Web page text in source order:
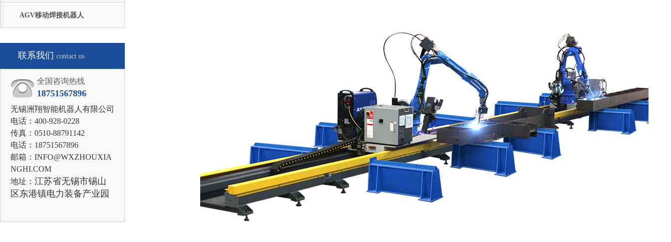
AGV移动焊接机器人
联系我们 contact us
全国咨询热线
18751567896
无锡洲翔智能机器人有限公司
电话：400-928-0228
传真：0510-88791142
电话：18751567896
邮箱：INFO@WXZHOUXIA
NGHI.COM
地址： 江苏省无锡市锡山
区东港镇电力装备产业园